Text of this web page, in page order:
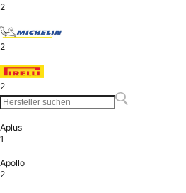
2
2
2
Aplus
1
Apollo
2